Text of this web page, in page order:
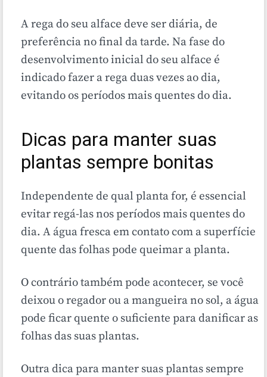
A rega do seu alface deve ser diária, de
preferência no final da tarde. Na fase do
desenvolvimento inicial do seu alface é
indicado fazer a rega duas vezes ao dia,
evitando os períodos mais quentes do dia.
Dicas para manter suas
plantas sempre bonitas
Independente de qual planta for, é essencial
evitar regá-las nos períodos mais quentes do
dia. A água fresca em contato com a superfície
quente das folhas pode queimar a planta.
O contrário também pode acontecer, se você
deixou o regador ou a mangueira no sol, a água
pode ficar quente o suficiente para danificar as
folhas das suas plantas.
Outra dica para manter suas plantas sempre